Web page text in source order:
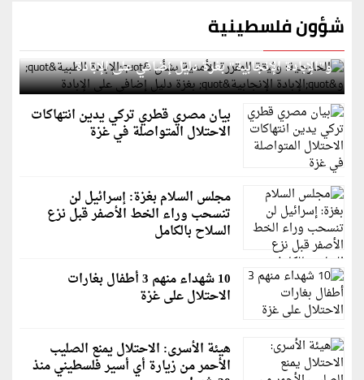
شؤون فلسطينية
الخارجية: وثيقة المقررة الأممية بشأن "الإبادة الطبية"
و"الإبادة الإنجابية" بغزة دليل إضافي على الإبادة
بيان مصري قطري تركي يدين انتهاكات
الاحتلال المتواصلة في غزة
مجلس السلام بغزة: إسرائيل لن
تنسحب وراء الخط الأصفر قبل نزع
السلاح بالكامل
10 شهداء منهم 3 أطفال بغارات
الاحتلال على غزة
هيئة الأسرى: الاحتلال يمنع الصليب
الأحمر من زيارة أي أسير فلسطيني منذ